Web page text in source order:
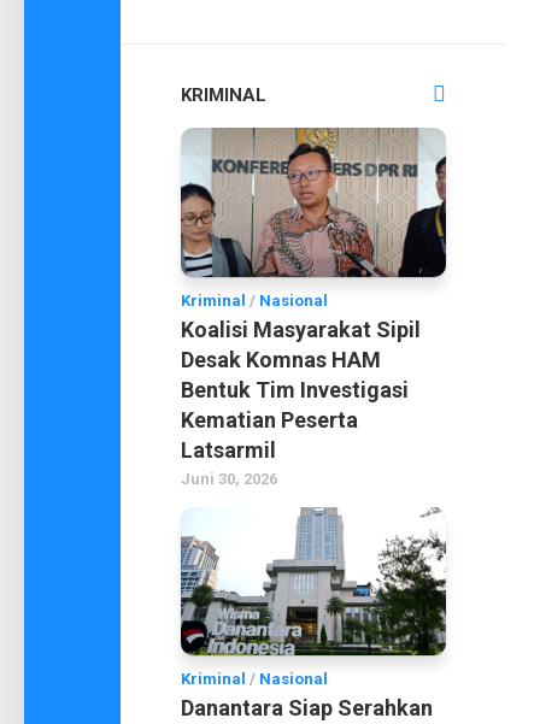
KRIMINAL
Kriminal / Nasional
Koalisi Masyarakat Sipil
Desak Komnas HAM
Bentuk Tim Investigasi
Kematian Peserta
Latsarmil
Juni 30, 2026
Kriminal / Nasional
Danantara Siap Serahkan